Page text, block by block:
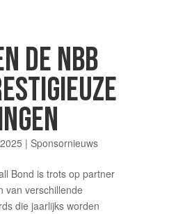
DE NBB
| Sponsornieuws
Bond is trots op partner
van verschillende
die jaarlijks worden